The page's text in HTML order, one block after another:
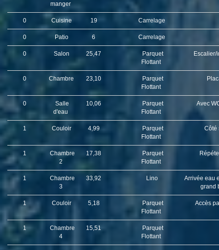
manger
0 Cuisine 19 Carrelage
0 Patio 6 Carrelage
0 Salon 25,47
Parquet
Flottant
0 Chambre 23,10
Parquet
Flottant
0
Salle
d'eau
10,06
Parquet
Flottant
Avec
1 Couloir 4,99
Parquet
Flottant
Côté
1
Chambre
2
17,38
Parquet
Flottant
1
Chambre
3
33,92 Lino
Arrivée eau
grand
1 Couloir 5,18
Parquet
Flottant
Accès
1
Chambre
4
15,51
Parquet
Flottant